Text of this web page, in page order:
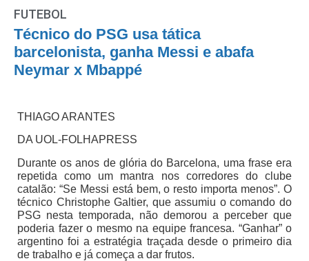
FUTEBOL
Técnico do PSG usa tática
barcelonista, ganha Messi e abafa
Neymar x Mbappé
THIAGO ARANTES
DA UOL-FOLHAPRESS
Durante os anos de glória do Barcelona, uma frase era
repetida como um mantra nos corredores do clube
catalão: “Se Messi está bem, o resto importa menos”. O
técnico Christophe Galtier, que assumiu o comando do
PSG nesta temporada, não demorou a perceber que
poderia fazer o mesmo na equipe francesa. “Ganhar” o
argentino foi a estratégia traçada desde o primeiro dia
de trabalho e já começa a dar frutos.